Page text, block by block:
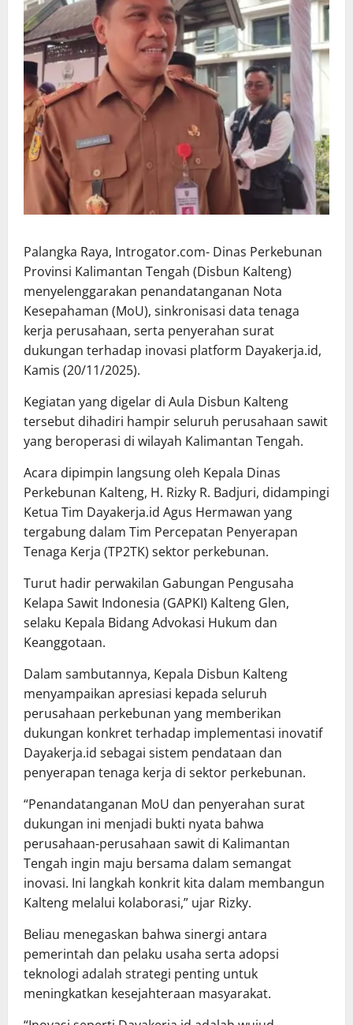
Palangka Raya, Introgator.com- Dinas Perkebunan
Provinsi Kalimantan Tengah (Disbun Kalteng)
menyelenggarakan penandatanganan Nota
Kesepahaman (MoU), sinkronisasi data tenaga
kerja perusahaan, serta penyerahan surat
dukungan terhadap inovasi platform Dayakerja.id,
Kamis (20/11/2025).
Kegiatan yang digelar di Aula Disbun Kalteng
tersebut dihadiri hampir seluruh perusahaan sawit
yang beroperasi di wilayah Kalimantan Tengah.
Acara dipimpin langsung oleh Kepala Dinas
Perkebunan Kalteng, H. Rizky R. Badjuri, didampingi
Ketua Tim Dayakerja.id Agus Hermawan yang
tergabung dalam Tim Percepatan Penyerapan
Tenaga Kerja (TP2TK) sektor perkebunan.
Turut hadir perwakilan Gabungan Pengusaha
Kelapa Sawit Indonesia (GAPKI) Kalteng Glen,
selaku Kepala Bidang Advokasi Hukum dan
Keanggotaan.
Dalam sambutannya, Kepala Disbun Kalteng
menyampaikan apresiasi kepada seluruh
perusahaan perkebunan yang memberikan
dukungan konkret terhadap implementasi inovatif
Dayakerja.id sebagai sistem pendataan dan
penyerapan tenaga kerja di sektor perkebunan.
“Penandatanganan MoU dan penyerahan surat
dukungan ini menjadi bukti nyata bahwa
perusahaan-perusahaan sawit di Kalimantan
Tengah ingin maju bersama dalam semangat
inovasi. Ini langkah konkrit kita dalam membangun
Kalteng melalui kolaborasi,” ujar Rizky.
Beliau menegaskan bahwa sinergi antara
pemerintah dan pelaku usaha serta adopsi
teknologi adalah strategi penting untuk
meningkatkan kesejahteraan masyarakat.